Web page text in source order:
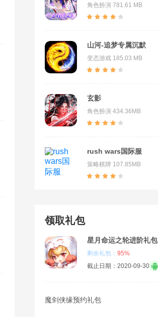
角色扮演 781.61 MB
山河-追梦专属沉默
变态游戏 185.03 MB
玄影
角色扮演 434.36MB
rush wars国际服
策略棋牌 107.85MB
领取礼包
星月命运之轮进阶礼包
剩余礼包： 95%
截止日期：2020-09-30
魔剑侠缘预约礼包